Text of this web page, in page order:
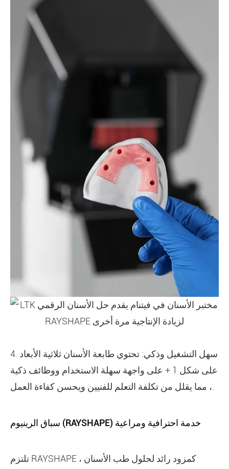
4. سهل التشغيل وذكي: تحتوي طابعة الأسنان ثلاثية الأبعاد
على شكل 1 + على واجهة سهلة الاستخدام ووظائف ذكية
، مما يقلل من تكلفة التعلم للفنيين ويحسن كفاءة العمل.
سباق الرينيوم (RAYSHAPE) خدمة احترافية ومراعية
تلتزم RAYSHAPE ، كمزود رائد لحلول طب الأسنان